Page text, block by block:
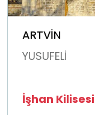
ARTVİN
YUSUFELİ
İşhan Kilisesi